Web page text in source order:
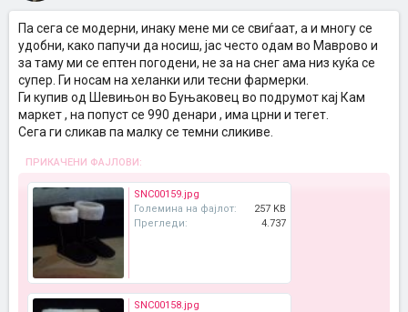
Па сега се модерни, инаку мене ми се свиѓаат, а и многу се
удобни, како папучи да носиш, јас често одам во Маврово и
за таму ми се ептен погодени, не за на снег ама низ куќа се
супер. Ги носам на хеланки или тесни фармерки.
Ги купив од Шевињон во Буњаковец во подрумот кај Кам
маркет , на попуст се 990 денари , има црни и тегет.
Сега ги сликав па малку се темни сликиве.
ПРИКАЧЕНИ ФАЈЛОВИ:
SNC00159.jpg
Големина на фајлот:
257 KB
Прегледи:
4.737
SNC00158.jpg